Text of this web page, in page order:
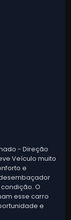
- Direção
Veículo muito
e
O
esse carro
e